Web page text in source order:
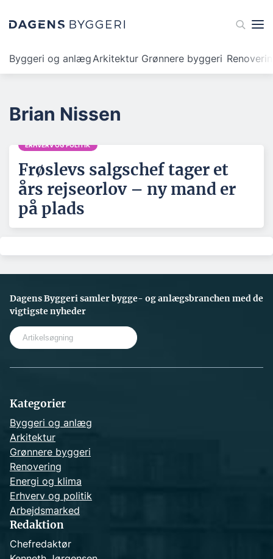
Byggeri og anlægArkitektur Grønnere byggeri
Brian Nissen
ERHVERV OG POLITIK
Frøslevs salgschef tager et
års rejseorlov – ny mand er
på plads
Dagens Byggeri samler bygge- og anlægsbranchen med de
vigtigste nyheder
Kategorier
Byggeri og anlæg
Arkitektur
Grønnere byggeri
Renovering
Energi og klima
Erhverv og politik
Arbejdsmarked
Redaktion
Chefredaktør